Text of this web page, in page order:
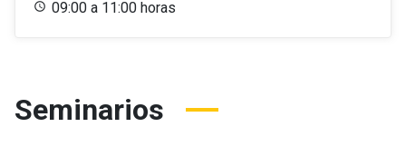
09:00 a 11:00 horas
Seminarios